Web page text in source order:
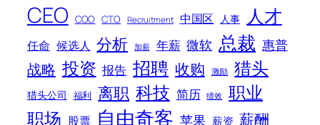
CEO COO CTO Recruitment 中国区 人事 人才
任命 候选人 分析 加薪 年薪 微软 总裁 惠普
战略 投资 报告 招聘 收购 激励 猎头
猎头公司 福利 离职 科技 简历 绩效 职业
职场 股票 自由奇客 苹果 薪资 薪酬